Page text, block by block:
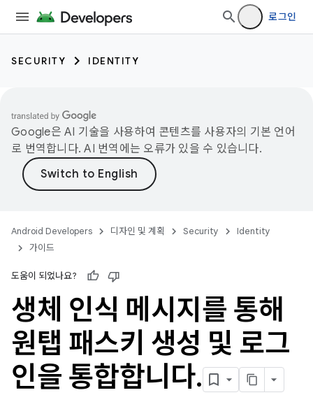
로그인
SECURITY IDENTITY
Google은 AI 기술을 사용하여 콘텐츠를 사용자의 기본 언어
로 번역합니다. AI 번역에는 오류가 있을 수 있습니다.
Android Developers 디자인 및 계획 Security
Identity
가이드
도움이 되었나요?
생체 인식 메시지를 통해
원탭 패스키 생성 및 로그
인을 통합합니다.